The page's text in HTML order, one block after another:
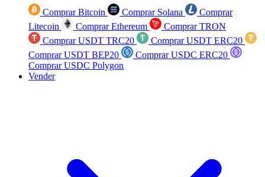
Comprar Bitcoin Comprar Solana
Comprar
Litecoin
Comprar Ethereum
Comprar TRON
Comprar USDT TRC20
Comprar USDT ERC20
Comprar USDT BEP20
Comprar USDC ERC20
Comprar USDC Polygon
Vender